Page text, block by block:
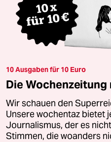
10 Ausgaben für 10 Euro
Die
Wir schauen den
Unsere wochentaz bietet
Journalismus, der es
Stimmen, die woanders